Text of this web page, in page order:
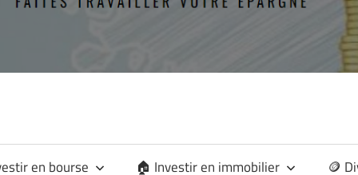
en bourse 🏠 Investir en immobilier 🪙